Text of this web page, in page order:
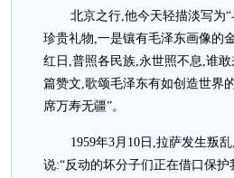
北京之行,他今天轻描淡写为
珍贵礼物,一是镶有毛泽东画像的
红日,普照各民族,永世照不息,谁
篇赞文,歌颂毛泽东有如创造世界
席万寿无疆”。
1959年3月10日,拉萨发生叛
说:“反动的坏分子们正在借口保